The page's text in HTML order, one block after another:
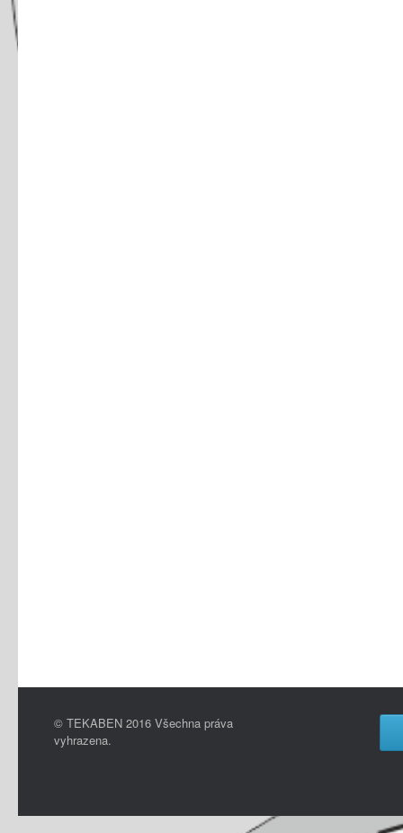
© TEKABEN 2016 Všechna práva
vyhrazena.